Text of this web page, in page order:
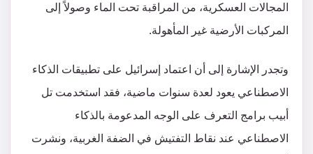
المجالات العسكرية، من المراقبة تحت الماء وصولاً إلى
المركبات الأرضية غير المأهولة.
وتجدر الإشارة إلى أن اعتماد إسرائيل على تطبيقات الذكاء
الاصطناعي يعود لعدة سنوات ماضية، فقد استخدمت تل
أبيب برامج التعرف على الوجه المدعومة بالذكاء
الاصطناعي عند نقاط التفتيش في الضفة الغربية، ونشرت